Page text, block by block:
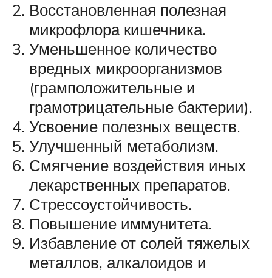
Восстановленная полезная
микрофлора кишечника.
Уменьшенное количество
вредных микроорганизмов
(грамположительные и
грамотрицательные бактерии).
Усвоение полезных веществ.
Улучшенный метаболизм.
Смягчение воздействия иных
лекарственных препаратов.
Стрессоустойчивость.
Повышение иммунитета.
Избавление от солей тяжелых
металлов, алкалоидов и